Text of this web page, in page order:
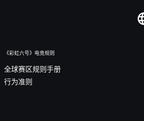
《彩虹六号》电竞规则
全球赛区规则手册
行为准则